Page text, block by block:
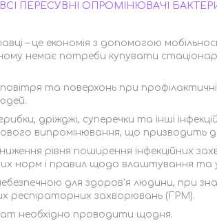
ПЕРЕСУВНІ ОПРОМІНЮВАЧІ
– це економія з допомогою
немає потреби купувати
та поверхонь при
дріжджі, суперечки та інші
випромінювання, що призводить
рівня поширення інфекційних
норм і правил щодо влаштування та
для здоров'я людини, при
респіраторних захворювань (ГРМ).
необхідно проводити щодня.